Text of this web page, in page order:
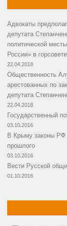
Адвокаты
депутата
политической
России» в
22.04.2018
Общественность
арестованных по
депутата
22.04.2018
Государственный
03.10.2016
В Крыму законы РФ
прошлого
03.10.2016
Вести Русской
01.10.2016